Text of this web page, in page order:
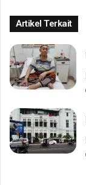
Artikel Terkait